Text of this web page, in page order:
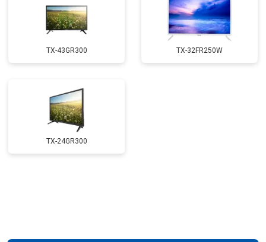
TX-43GR300 TX-32FR250W
TX-24GR300